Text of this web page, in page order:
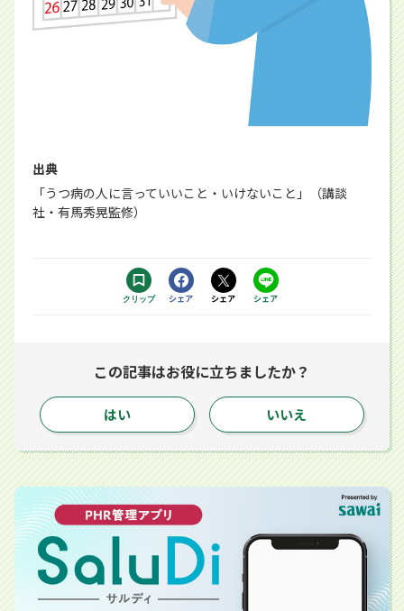
出典
「うつ病の人に言っていいこと・いけないこと」（講談
社・有馬秀晃監修）
クリップ Facebookで
シェア
Xで
シェア
LINEで
シェア
この記事はお役に立ちましたか？
はい いいえ